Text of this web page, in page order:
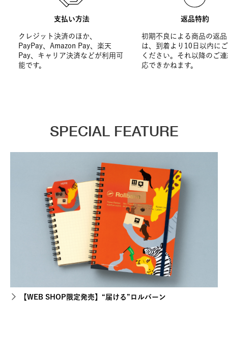
支払い方法
クレジット決済のほか、
PayPay、Amazon Pay、楽天
Pay、キャリア決済などが利用可
能です。
返品特約
初期不良による商品の返
は、到着より10日以内に
ください。それ以降のご
応できかねます。
SPECIAL FEATURE
【WEB SHOP限定発売】“届ける”ロルバーン